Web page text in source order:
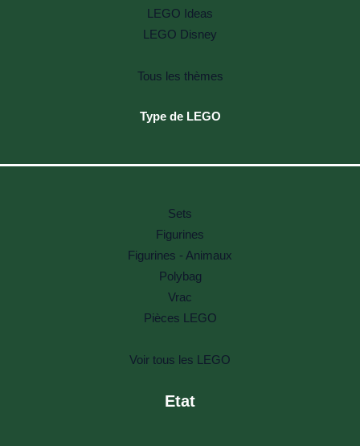
LEGO Ideas
LEGO Disney
Tous les thèmes
Type de LEGO
Sets
Figurines
Figurines - Animaux
Polybag
Vrac
Pièces LEGO
Voir tous les LEGO
Etat